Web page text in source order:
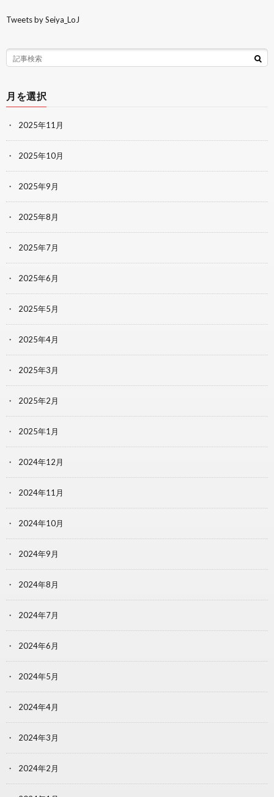
Tweets by Seiya_LoJ
月を選択
2025年11月
2025年10月
2025年9月
2025年8月
2025年7月
2025年6月
2025年5月
2025年4月
2025年3月
2025年2月
2025年1月
2024年12月
2024年11月
2024年10月
2024年9月
2024年8月
2024年7月
2024年6月
2024年5月
2024年4月
2024年3月
2024年2月